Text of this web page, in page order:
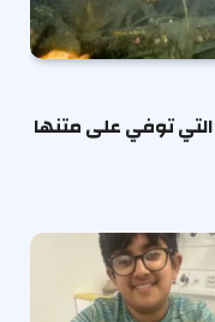
توفي على متنها